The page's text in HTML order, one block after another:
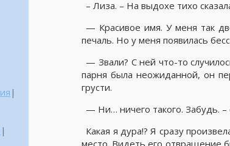
– Лиза. – На выдохе тихо
— Красивое имя. У меня так
печаль. Но у меня появилась
— Звали? С ней что-то
парня была неожиданной, он
грусти.
— Ни… ничего такого. Забудь.
Какая я дура!? Я сразу
|
|